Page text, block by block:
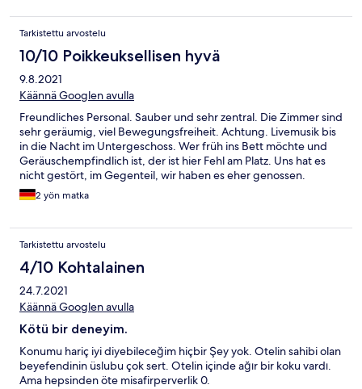
Tarkistettu arvostelu
10/10 Poikkeuksellisen hyvä
9.8.2021
Käännä Googlen avulla
Freundliches Personal. Sauber und sehr zentral. Die Zimmer sind
sehr geräumig, viel Bewegungsfreiheit. Achtung. Livemusik bis
in die Nacht im Untergeschoss. Wer früh ins Bett möchte und
Geräuschempfindlich ist, der ist hier Fehl am Platz. Uns hat es
nicht gestört, im Gegenteil, wir haben es eher genossen.
2 yön matka
Tarkistettu arvostelu
4/10 Kohtalainen
24.7.2021
Käännä Googlen avulla
Kötü bir deneyim.
Konumu hariç iyi diyebileceğim hiçbir Şey yok. Otelin sahibi olan
beyefendinin üslubu çok sert. Otelin içinde ağır bir koku vardı.
Ama hepsinden öte misafirperverlik 0.